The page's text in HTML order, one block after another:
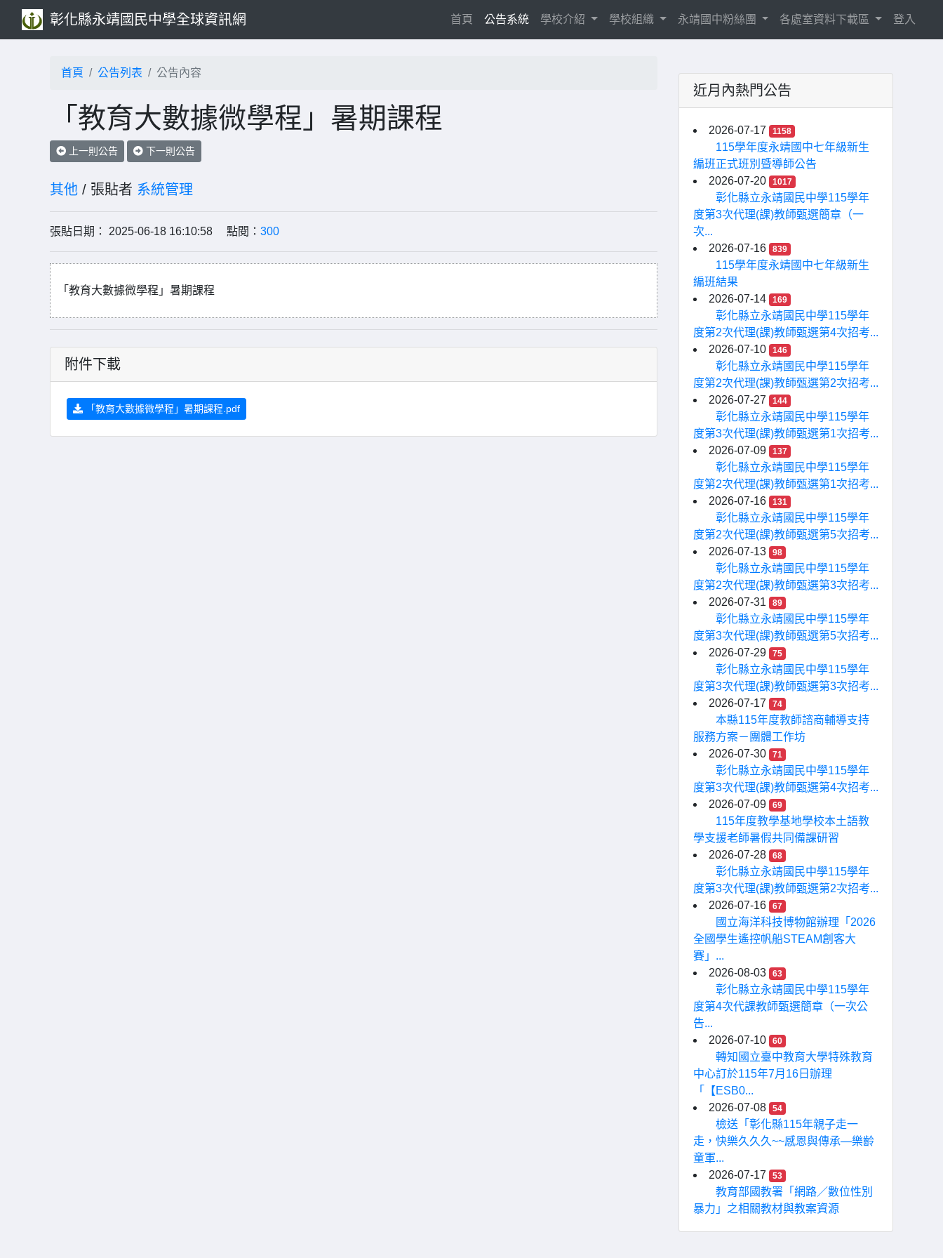
彰化縣永靖國民中學全球資訊網 首頁 (current)
公告系統 學校介紹 學校組織 永靖國中粉絲團 各處室資料下載區 登入
首頁 公告列表 公告內容
「教育大數據微學程」暑期課程
上一則公告 下一則公告
其他 / 張貼者 系統管理
張貼日期： 2025-06-18 16:10:58 點閱： 300
「教育大數據微學程」暑期課程
附件下載
「教育大數據微學程」暑期課程.pdf
近月內熱門公告
2026-07-17 1158
115學年度永靖國中七年級新生
編班正式班別暨導師公告
2026-07-20
1017
彰化縣立永靖國民中學115學年
度第3次代理(課)教師甄選簡章（一
次...
2026-07-16
839
115學年度永靖國中七年級新生
編班結果
2026-07-14
169
彰化縣立永靖國民中學115學年
度第2次代理(課)教師甄選第4次招考...
2026-07-10
146
彰化縣立永靖國民中學115學年
度第2次代理(課)教師甄選第2次招考...
2026-07-27
144
彰化縣立永靖國民中學115學年
度第3次代理(課)教師甄選第1次招考...
2026-07-09
137
彰化縣立永靖國民中學115學年
度第2次代理(課)教師甄選第1次招考...
2026-07-16
131
彰化縣立永靖國民中學115學年
度第2次代理(課)教師甄選第5次招考...
2026-07-13
98
彰化縣立永靖國民中學115學年
度第2次代理(課)教師甄選第3次招考...
2026-07-31
89
彰化縣立永靖國民中學115學年
度第3次代理(課)教師甄選第5次招考...
2026-07-29
75
彰化縣立永靖國民中學115學年
度第3次代理(課)教師甄選第3次招考...
2026-07-17
74
本縣115年度教師諮商輔導支持
服務方案－團體工作坊
2026-07-30
71
彰化縣立永靖國民中學115學年
度第3次代理(課)教師甄選第4次招考...
2026-07-09
69
115年度教學基地學校本土語教
學支援老師暑假共同備課研習
2026-07-28
68
彰化縣立永靖國民中學115學年
度第3次代理(課)教師甄選第2次招考...
2026-07-16
67
國立海洋科技博物館辦理「2026
全國學生遙控帆船STEAM創客大
賽」...
2026-08-03
63
彰化縣立永靖國民中學115學年
度第4次代課教師甄選簡章（一次公
告...
2026-07-10
60
轉知國立臺中教育大學特殊教育
中心訂於115年7月16日辦理
「【ESB0...
2026-07-08
54
檢送「彰化縣115年親子走一
走，快樂久久久~~感恩與傳承—樂齡
童軍...
2026-07-17
53
教育部國教署「網路／數位性別
暴力」之相關教材與教案資源